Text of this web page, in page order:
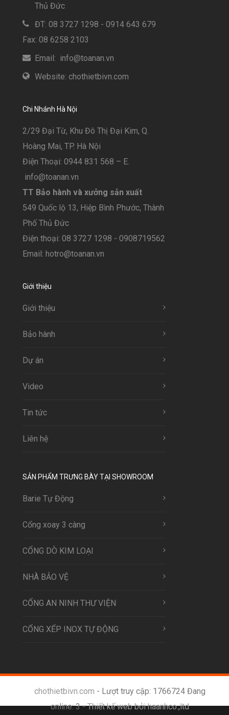
Thủ Đức
ĐT: 08 3727 1298 - 0914 643 679
Fax: 08 6258 2103
Email: info@toanan.vn
Website: chothietbivn.com
Chi Nhánh Hà Nội
2/29 Đại Từ, Khu Đô Thị Đại Kim, Q.
Hoàng Mai, TP. Hà Nội
Điện Thoại: 0944 831 568 – E.
info@toanan.vn
TT Bảo hành và xưởng sản xuất
549 Quốc lộ 13, Hiệp Bình Phước, Thành
Phố Thủ Đức
Điện thoại: 08 3727 1298 - 0908719562
Email: hotro@toanan.vn
Giới thiệu
Giới thiệu
Bảo hành
Dự án
Video
Tin tức
Liên hệ
SẢN PHẨM TRƯNG BÀY TẠI SHOWROOM
Barie Tự Động
Cổng xoay 3 càng
CỔNG DÒ KIM LOẠI
NHÀ BẢO VỆ
CỔNG AN NINH THƯ VIỆN
CỔNG XẾP INOX TỰ ĐỘNG
chothietbivn.com - Lượt truy cập: 1766724 Đang
online: 3 -Thiết kế web bởi haanhco.,ltd